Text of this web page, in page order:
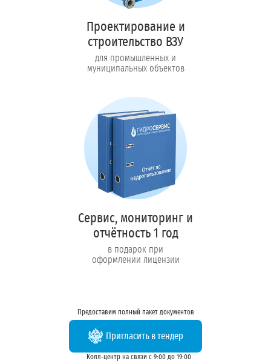
Проектирование и
строительство ВЗУ
для промышленных и
муниципальных объектов
Сервис, мониторинг и
отчётность 1 год
в подарок при
оформлении лицензии
Предоставим полный пакет документов
Пригласить в тендер
Колл-центр на связи с 9:00 до 19:00